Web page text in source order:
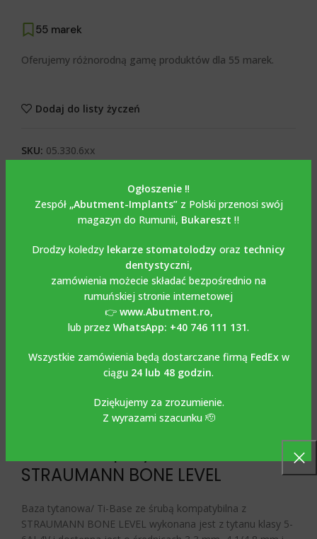
Ogłoszenie ‼️
Zespół „Abutment-Implants”z Polski przenosi swój
magazyn do Rumunii, Bukareszt ‼️
Drodzy koledzy lekarze stomatolodzy oraz technicy
dentystyczni,
zamówienia możecie składać bezpośrednio na
rumuńskiej stronie internetowej
👉 www.Abutment.ro,
lub przez WhatsApp: +40 746 111 131.
Wszystkie zamówienia będą dostarczane firmą FedExw
ciągu 24 lub 48 godzin.
Dziękujemy za zrozumienie.
Z wyrazami szacunku 🫡
55 marek
Oferujemy różnorodną gamę produktów dla 55 marek.
Dodaj do listy życzeń
SKU: 05.330.6xx
Baza tytanowa dla cyrkonu, cad-cam
cyrkonowy, TYTANOWA BAZA INTERFA
Baza tytanowa/ Ti-Base ze
śrubą kompatybilna z
Baza tytanowa/ Ti-Base ze
STRAUMANN BONE LEVEL
Baza tytanowa/ Ti-Base ze śrubą kompatybilna z
STRAUMANN BONE LEVEL wykonana jest z tytanu klasy 5-